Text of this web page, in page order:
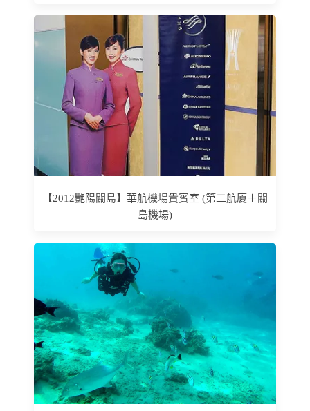
【2012艷陽關島】華航機場貴賓室 (第二航廈＋關
島機場)